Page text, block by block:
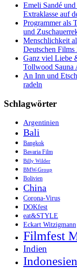
Emeli Sandé
Extraklasse auf
Programmer als
und
Menschlichkeit
Deutschen Films
Ganz viel Liebe
Tollwood Sauna
An Inn und
radeln
Schlagwörter
Argentinien
Bali
Bangkok
Bavaria Film
Billy Wilder
BMW-Group
Bolivien
China
Corona-Virus
DOKfest
eat&STYLE
Eckart Witzigmann
Filmfest
Indien
Indonesien